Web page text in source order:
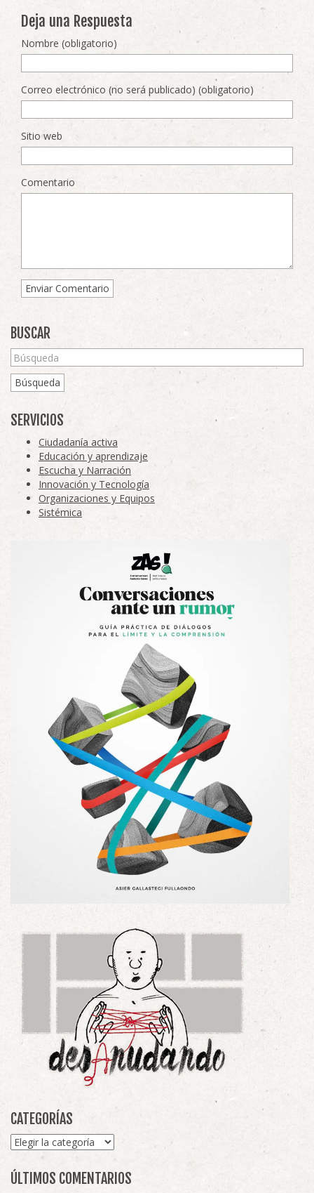
Deja una Respuesta
Nombre (obligatorio)
Correo electrónico (no será publicado) (obligatorio)
Sitio web
Comentario
BUSCAR
Búsqueda
SERVICIOS
Ciudadanía activa
Educación y aprendizaje
Escucha y Narración
Innovación y Tecnología
Organizaciones y Equipos
Sistémica
CATEGORÍAS
Categorías
ÚLTIMOS COMENTARIOS